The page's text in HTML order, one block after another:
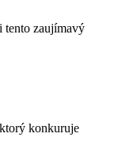
tento zaujímavý
konkuruje